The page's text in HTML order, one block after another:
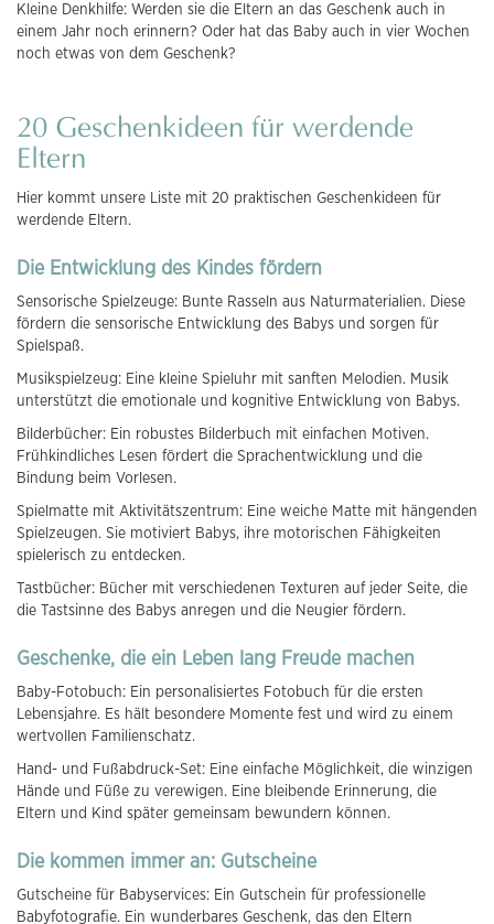
Kleine Denkhilfe: Werden sie die Eltern an das Geschenk auch in
einem Jahr noch erinnern? Oder hat das Baby auch in vier Wochen
noch etwas von dem Geschenk?
20 Geschenkideen für werdende
Eltern
Hier kommt unsere Liste mit 20 praktischen Geschenkideen für
werdende Eltern.
Die Entwicklung des Kindes fördern
Sensorische Spielzeuge: Bunte Rasseln aus Naturmaterialien. Diese
fördern die sensorische Entwicklung des Babys und sorgen für
Spielspaß.
Musikspielzeug: Eine kleine Spieluhr mit sanften Melodien. Musik
unterstützt die emotionale und kognitive Entwicklung von Babys.
Bilderbücher: Ein robustes Bilderbuch mit einfachen Motiven.
Frühkindliches Lesen fördert die Sprachentwicklung und die
Bindung beim Vorlesen.
Spielmatte mit Aktivitätszentrum: Eine weiche Matte mit hängenden
Spielzeugen. Sie motiviert Babys, ihre motorischen Fähigkeiten
spielerisch zu entdecken.
Tastbücher: Bücher mit verschiedenen Texturen auf jeder Seite, die
die Tastsinne des Babys anregen und die Neugier fördern.
Geschenke, die ein Leben lang Freude machen
Baby-Fotobuch: Ein personalisiertes Fotobuch für die ersten
Lebensjahre. Es hält besondere Momente fest und wird zu einem
wertvollen Familienschatz.
Hand- und Fußabdruck-Set: Eine einfache Möglichkeit, die winzigen
Hände und Füße zu verewigen. Eine bleibende Erinnerung, die
Eltern und Kind später gemeinsam bewundern können.
Die kommen immer an: Gutscheine
Gutscheine für Babyservices: Ein Gutschein für professionelle
Babyfotografie. Ein wunderbares Geschenk, das den Eltern